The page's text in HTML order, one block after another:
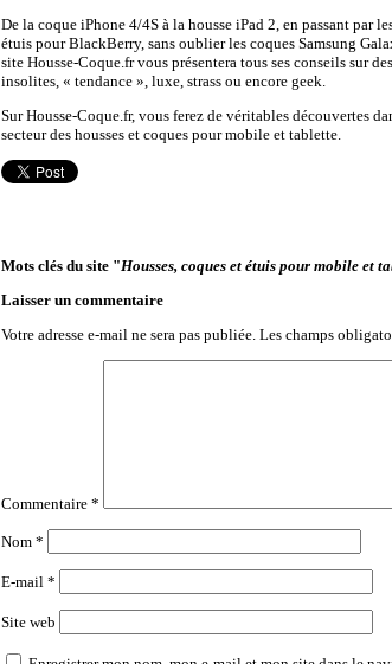
De la coque iPhone 4/4S à la housse iPad 2, en passant par
étuis pour BlackBerry, sans oublier les coques Samsung
site Housse-Coque.fr vous présentera tous ses conseils sur
insolites, « tendance », luxe, strass ou encore geek.
Sur Housse-Coque.fr, vous ferez de véritables découvertes
secteur des housses et coques pour mobile et tablette.
Mots clés du site "Housses, coques et étuis pour mobile et
Laisser un commentaire
Votre adresse e-mail ne sera pas publiée. Les champs
Commentaire *
Nom *
E-mail *
Site web